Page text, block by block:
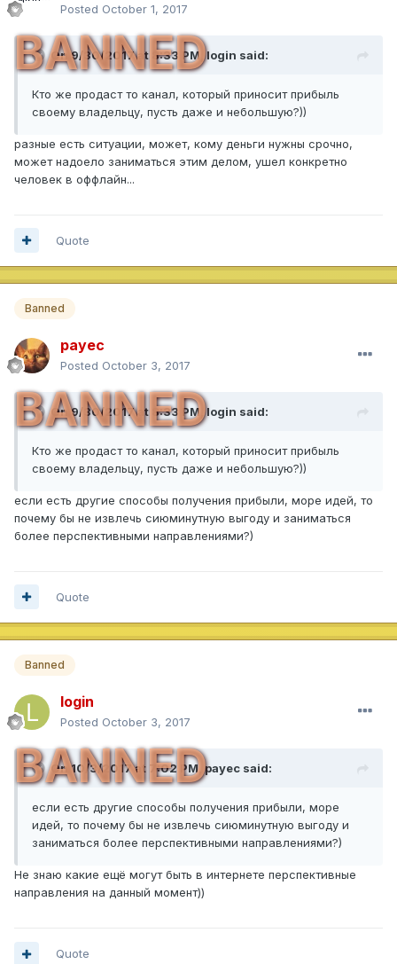
Posted October 1, 2017
BANNED
On 9/30/2017 at 8:33 PM,login said:
Кто же продаст то канал, который приносит прибыль
своему владельцу, пусть даже и небольшую?))
разные есть ситуации, может, кому деньги нужны срочно,
может надоело заниматься этим делом, ушел конкретно
человек в оффлайн...
Quote
Banned
payec
Posted October 3, 2017
BANNED
On 9/30/2017 at 8:33 PM,login said:
Кто же продаст то канал, который приносит прибыль
своему владельцу, пусть даже и небольшую?))
если есть другие способы получения прибыли, море идей, то
почему бы не извлечь сиюминутную выгоду и заниматься
более перспективными направлениями?)
Quote
Banned
login
Posted October 3, 2017
BANNED
On 10/3/2017 at 7:02 PM, payec said:
если есть другие способы получения прибыли, море
идей, то почему бы не извлечь сиюминутную выгоду и
заниматься более перспективными направлениями?)
Не знаю какие ещё могут быть в интернете перспективные
направления на данный момент))
Quote